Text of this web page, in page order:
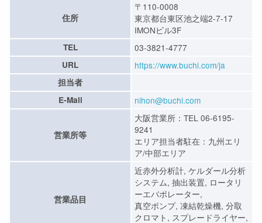
住所
〒110-0008
東京都台東区池之端2-7-17
IMONビル3F
TEL 03-3821-4777
URL https://www.buchi.com/ja
担当者
E-Mail
nihon@buchi.com
営業所等
大阪営業所：TEL 06-6195-
9241
エリア担当者駐在：九州エリ
ア/中部エリア
営業品目
近赤外分析計, ケルダール分析
システム, 抽出装置, ロータリ
ーエバポレーター,
真空ポンプ, 凍結乾燥機, 分取
クロマト, スプレードライヤー,